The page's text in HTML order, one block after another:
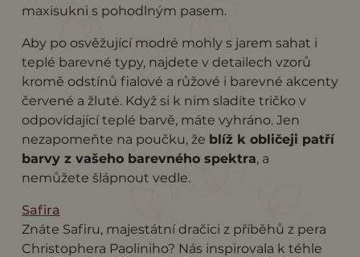
maxisukni s pohodlným pasem.
Aby po osvěžující modré mohly s jarem sahat i
teplé barevné typy, najdete v detailech vzorů
kromě odstínů fialové a růžové i barevné akcenty
červené a žluté. Když si k nim sladíte tričko v
odpovídající teplé barvě, máte vyhráno. Jen
nezapomeňte na poučku, že blíž k obličeji patří
barvy z vašeho barevného spektra, a
nemůžete šlápnout vedle.
Safira
Znáte Safiru, majestátní dračici z příběhů z pera
Christophera Paoliniho? Nás inspirovala k téhle